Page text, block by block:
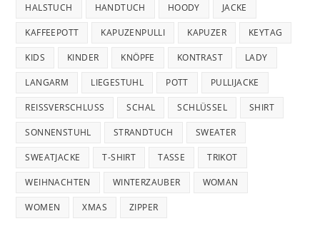
HALSTUCH HANDTUCH HOODY JACKE
KAFFEEPOTT KAPUZENPULLI KAPUZER KEYTAG
KIDS KINDER KNÖPFE KONTRAST LADY
LANGARM LIEGESTUHL POTT PULLIJACKE
REISSVERSCHLUSS SCHAL SCHLÜSSEL SHIRT
SONNENSTUHL STRANDTUCH SWEATER
SWEATJACKE T-SHIRT TASSE TRIKOT
WEIHNACHTEN WINTERZAUBER WOMAN
WOMEN XMAS ZIPPER